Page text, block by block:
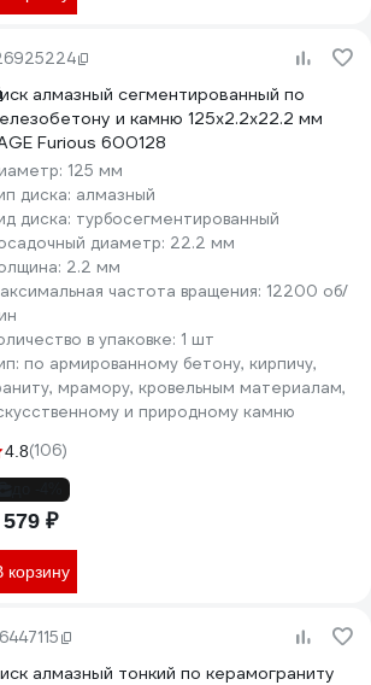
алмазный сегментированный по
и камню 125х2.2х22.2 мм
Furious 600128
125 мм
диска: алмазный
диска: турбосегментированный
диаметр: 22.2 мм
2.2 мм
частота вращения: 12200 об/
в упаковке: 1 шт
по армированному бетону, кирпичу,
мрамору, кровельным материалам,
и природному камню
4.8(106)
579 ₽
корзину
алмазный тонкий по керамограниту